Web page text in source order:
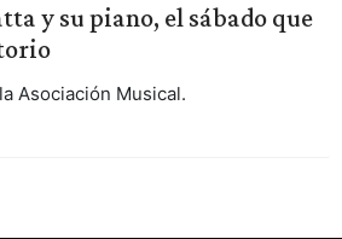
y su piano, el sábado que
Asociación Musical.